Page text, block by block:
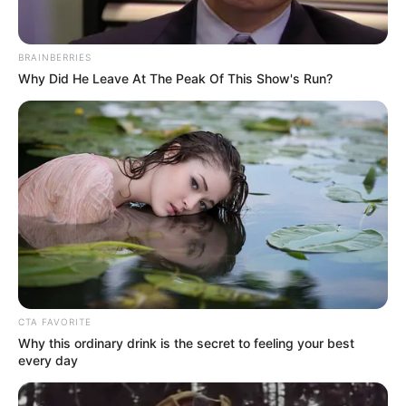
Beberapa di antaranya mengharukan, menggemaskan, dan penuh
teka teki sampai memaksa penontonnya menonton beberapa kali.
Berikut ini adalah 13 rekomendasi anime romantis yang bisa kamu
tonton.
Baca juga:7 Film Indonesia Sedih Bikin Nangis, Kisahnya
Menguras Emosi
1. Shigatsu wa Kimi no Uso
BRAINBERRIES
Why Did He Leave At The Peak Of This Show's Run?
CTA FAVORITE
Why this ordinary drink is the secret to feeling your best
every day